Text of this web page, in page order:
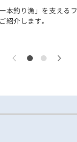
本釣り漁」を支えるフ
紹介します。